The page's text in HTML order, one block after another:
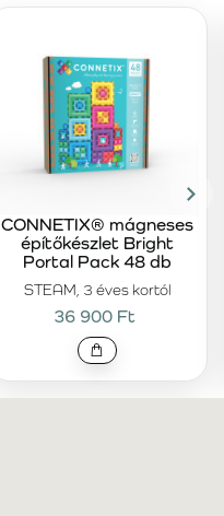
STEAM, 3 éves kortól
CONNETIX® mágneses
építőkészlet Bright
Portal Pack 48 db
36 900 Ft